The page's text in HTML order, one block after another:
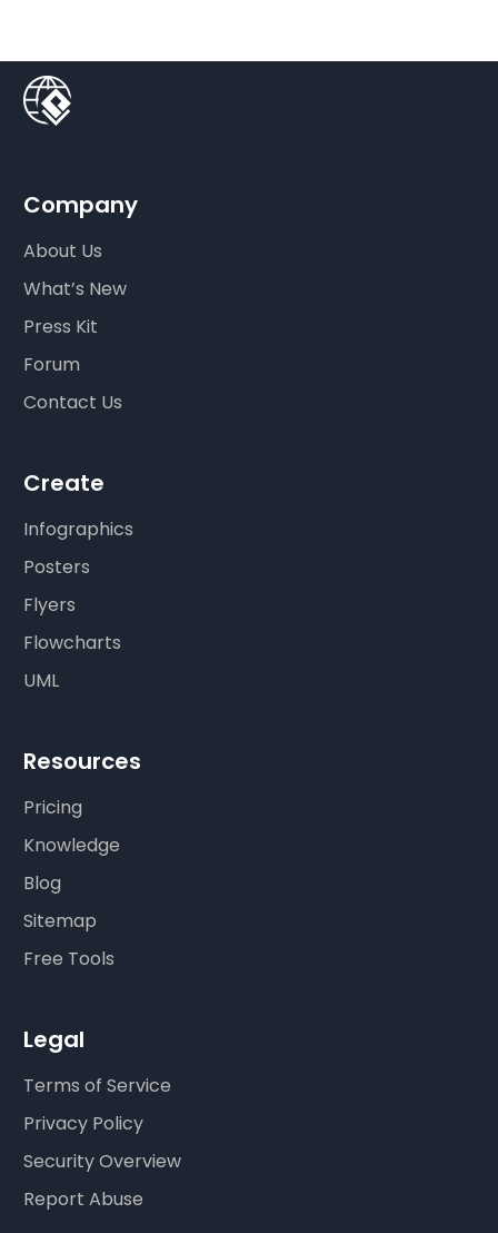
Company
About Us
What’s New
Press Kit
Forum
Contact Us
Create
Infographics
Posters
Flyers
Flowcharts
UML
Resources
Pricing
Knowledge
Blog
Sitemap
Free Tools
Legal
Terms of Service
Privacy Policy
Security Overview
Report Abuse